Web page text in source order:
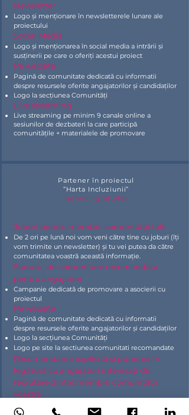
Newsletter
Logo și menționare în newsletterele lunare ale
proiectului
Social Media​
Logo și menționarea în social media a intrării și
susținerii pe care o oferiți acestui proiect
Pe website​
Pagină de comunitate dedicată cu informatii
despre resursele oferite angajatorilor și candidaților
Logo la secțiunea Comunități
Live streaming​
Live streaming pe minim 9 canale online a
sesiunilor de dezbateri la care participă
comunitățile + materialele de promovare
Partener în proiectul
”Harta Incluziunii”
(servicii gratuite)
Joburi pentru membrii comunității tale
De 2 ori pe lună noi vom veni către tine cu joburi (îți
vom trimite un newsletter) și tu vei putea da către
comunitatea voastră această informație.
Statutul de comunitate recomandata
pentru angajatori
Campanie dedicată de promovare a asocierii cu
proiectul
Pe website​
Pagină de comunitate dedicată cu informatii
despre resursele oferite angajatorilor și candidaților
Logo la secțiunea Comunități
Logo pe site la sectiunea comunitati recomandate
Recomandarea explicită și punerea în
legătură cu angajatori interesați de
recrutare dintre membrii comunității
voastre